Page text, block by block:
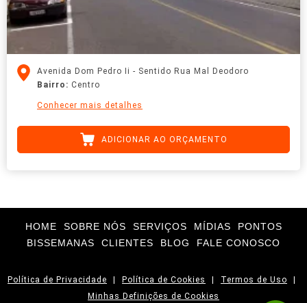
Avenida Dom Pedro Ii - Sentido Rua Mal Deodoro
Bairro: Centro
Conhecer mais detalhes
ADICIONAR AO ORÇAMENTO
HOME SOBRE NÓS SERVIÇOS MÍDIAS
PONTOS
BISSEMANAS
CLIENTES BLOG FALE CONOSCO
Política de Privacidade | Política de Cookies | Termos de Uso
|
Minhas Definições de Cookies